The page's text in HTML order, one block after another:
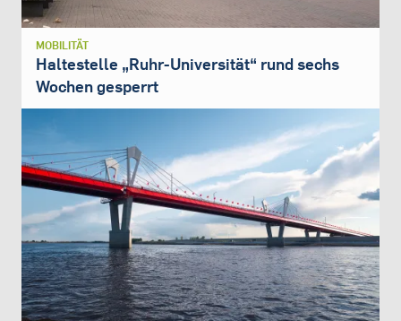
MOBILITÄT
Haltestelle „Ruhr-Universität“ rund sechs
Wochen gesperrt